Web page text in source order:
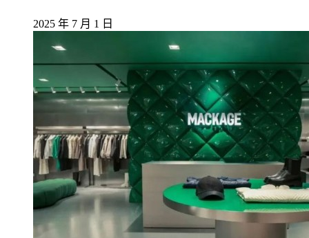
2025 年 7 月 1 日